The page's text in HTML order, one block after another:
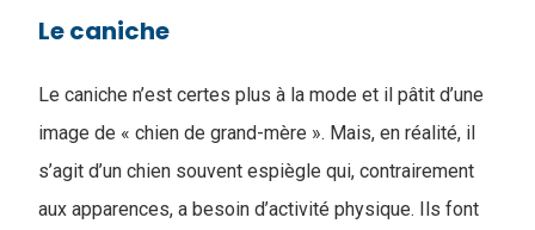
Le caniche
Le caniche n’est certes plus à la mode et il pâtit d’une
image de « chien de grand-mère ». Mais, en réalité, il
s’agit d’un chien souvent espiègle qui, contrairement
aux apparences, a besoin d’activité physique. Ils font